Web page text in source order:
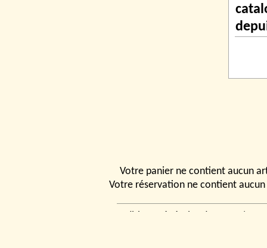
Votre panier ne contient aucun
Votre réservation ne contient